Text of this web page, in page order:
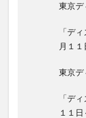
東京デ
「デ
月１１
東京デ
「デ
１１